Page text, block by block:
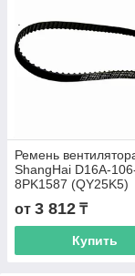
Ремень
ShangHai D16A-
8PK1587 (QY25K5)
от 3 812 ₸
Купить